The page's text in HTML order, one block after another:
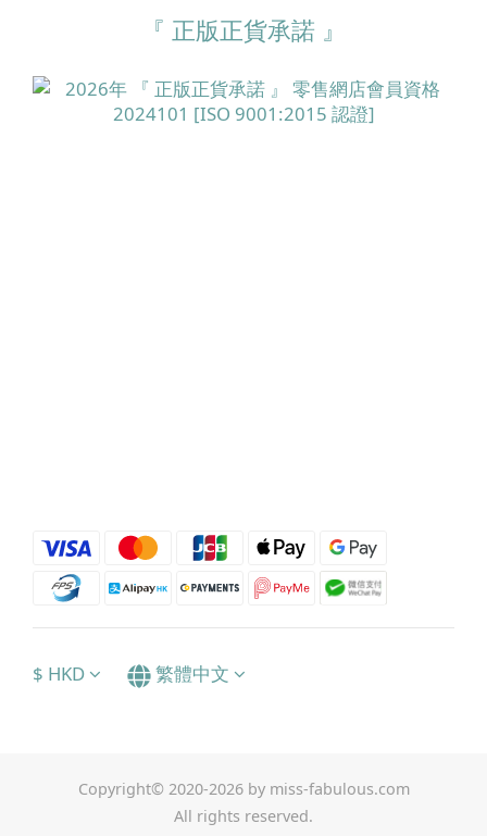
『 正版正貨承諾 』
$ HKD 繁體中文
Copyright© 2020-2026 by miss-fabulous.com
All rights reserved.